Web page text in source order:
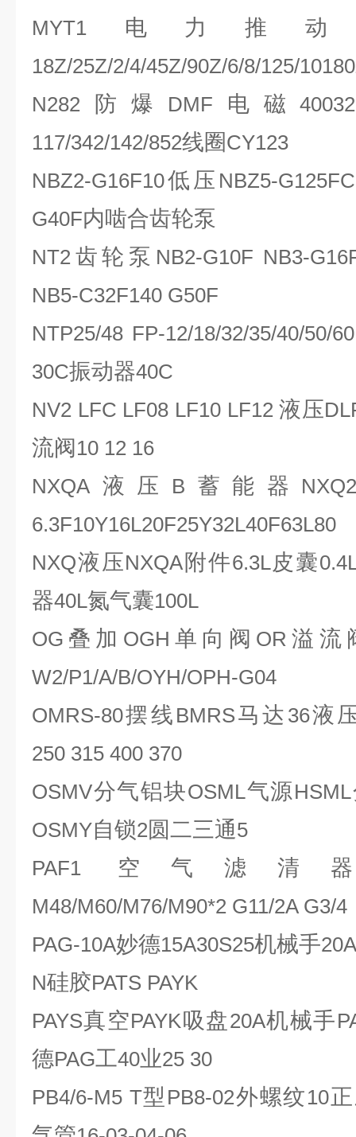
MYT1 电力推
18Z/25Z/2/4/45Z/90Z/6/8/125/
N282 防爆 DMF 电磁
117/342/142/852线圈CY123
NBZ2-G16F10低压 NBZ5-
G40F内啮合齿轮泵
NT2 齿轮泵 NB2-G10F NB3-
NB5-C32F140 G50F
NTP25/48 FP-12/18/32/35/40/50/
30C振动器40C
NV2 LFC LF08 LF10 LF12液压
流阀 10 12 16
NXQA 液压 B 蓄能器
6.3F10Y16L20F25Y32L40F63L80
NXQ液压NXQA 附件6.3L皮囊
器40L氮气囊100L
OG 叠加 OGH 单向阀 OR 溢流
W2/P1/A/B/OYH/OPH-G04
OMRS-80摆线 BMRS马达 36液
250 315 400 370
OSMV分气铝块OSML气源HSML
OSMY自锁2 圆二三通5
PAF1 空气滤清
M48/M60/M76/M90*2 G11/2A G3/4
PAG-10A妙德15A30S25机械手
N硅胶PATS PAYK
PAYS真空PAYK吸盘20A机械手
德PAG工40业25 30
PB4/6-M5 T型 PB8-02外螺纹10